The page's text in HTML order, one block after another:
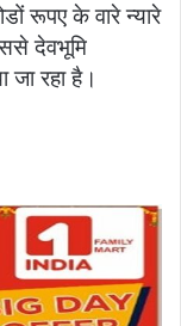
रूपए के वारे न्यारे
देवभूमि
जा रहा है।